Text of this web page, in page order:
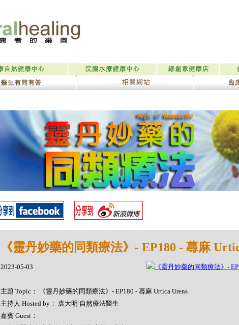
《靈丹妙藥的同類療法》- EP180 - 蕁麻
2023-05-03
主題 Topic： 《靈丹妙藥的同類療法》- EP180 - 蕁麻 Urtica Urens
主持人 Hosted by： 袁大明 自然療法醫生
嘉賓 Guest：